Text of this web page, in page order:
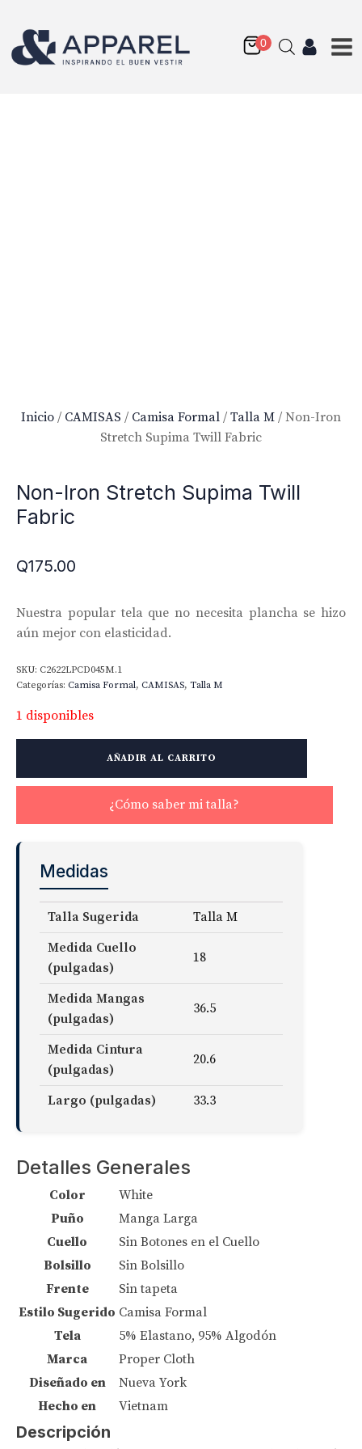
Inicio / CAMISAS / Camisa Formal / Talla M / Non-Iron
Stretch Supima Twill Fabric
Non-Iron Stretch Supima Twill
Fabric
Q175.00
Nuestra popular tela que no necesita plancha se hizo
aún mejor con elasticidad.
SKU: C2622LPCD045M.1
Categorías: Camisa Formal, CAMISAS, Talla M
1 disponibles
Stretch
cantidad
AÑADIR AL CARRITO
¿Cómo saber mi talla?
Medidas
Talla Sugerida
Talla M
Medida Cuello
(pulgadas)
18
Medida Mangas
(pulgadas)
36.5
Medida Cintura
(pulgadas)
20.6
Largo (pulgadas) 33.3
Detalles Generales
Color
White
Puño
Manga Larga
Cuello
Sin Botones en el Cuello
Bolsillo
Sin Bolsillo
Frente
Sin tapeta
Estilo Sugerido Camisa Formal
Tela
5% Elastano, 95% Algodón
Marca
Proper Cloth
Diseñado en
Nueva York
Hecho en
Vietnam
Descripción